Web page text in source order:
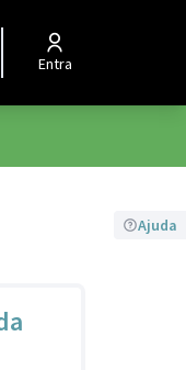
Entra
Ajuda